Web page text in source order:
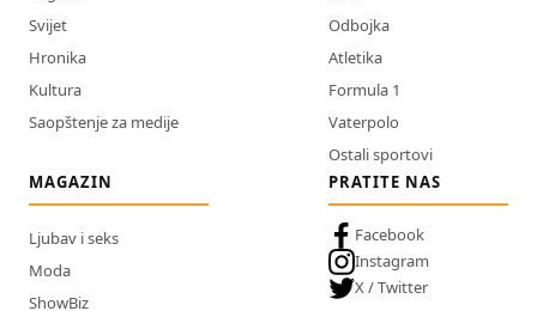
Svijet
Hronika
Kultura
Saopštenje za medije
Odbojka
Atletika
Formula 1
Vaterpolo
Ostali sportovi
MAGAZIN
Ljubav i seks
Moda
ShowBiz
PRATITE NAS
Facebook
Instagram
X / Twitter